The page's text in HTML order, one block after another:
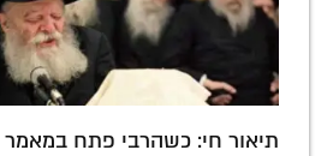
תיאור חי: כשהרבי פתח במאמר